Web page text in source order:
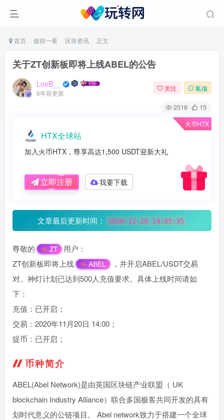
首页 值得一看 区块资讯 正文
关于ZT创新板即将上线ABEL的公告
LoeB__
6年前更新
关注 私信
2516 15
火币HTX
HTX全球站
加入火币HTX，尊享高达1,500 USDT迎新大礼
立即注册 我要下载
文章最后更新时间： 2020-11-20 14:05:35
尊敬的 ZT
用户：
ZT创新板即将上线
ABEL
，并开启ABEL/USDT交易
对。神灯计划已达到500人充值要求。具体上线时间请如
下：
充值：已开启；
交易：2020年11月20日 14:00；
提币：已开启；
币种简介
ABEL(Abel Network)是由英国区块链产业联盟（ UK
blockchain Industry Alliance）联合多国极客共同开发的具有
划时代意义的公链项目。 Abel network致力于搭建一个全球